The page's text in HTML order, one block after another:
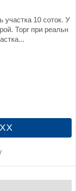
участка 10 соток. У
Торг при реальн